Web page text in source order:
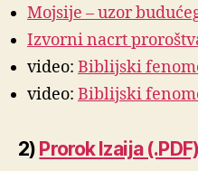
Mojsije – uzor
Izvorni nacrt
video: Biblijski
video: Biblijski
2) Prorok Izaija (.PDF)